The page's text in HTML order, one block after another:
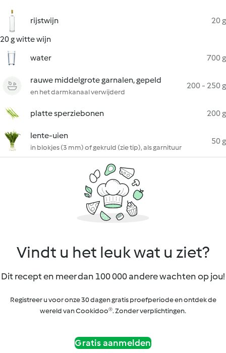
rijstwijn
20 g
20 g witte wijn
water
700 g
rauwe middelgrote garnalen, gepeld
en het darmkanaal verwijderd
200 - 250 g
platte sperziebonen 200 g
lente-uien
in blokjes (3 mm) of gekruld (zie tip), als garnituur
50 g
Vindt u het leuk wat u ziet?
Dit recept en meer dan 100 000 andere wachten op jou!
Registreer u voor onze 30 dagen gratis proefperiode en ontdek de
wereld van Cookidoo®. Zonder verplichtingen.
Gratis aanmelden